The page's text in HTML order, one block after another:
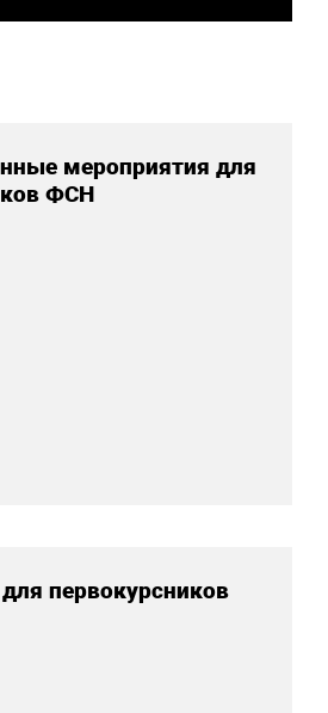
мероприятия для
ФСН
первокурсников